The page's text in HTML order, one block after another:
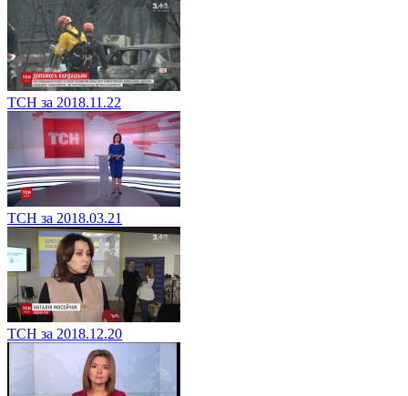
ТСН за 2018.11.22
ТСН за 2018.03.21
ТСН за 2018.12.20